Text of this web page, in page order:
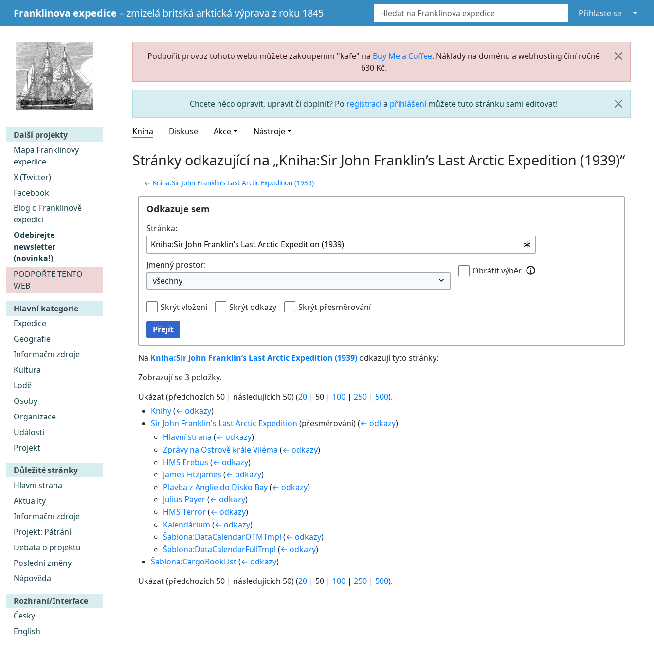
Franklinova expedice – zmizelá britská arktická výprava z roku 1845 Přihlaste se ↓
Další projekty
Mapa Franklinovy
expedice
X (Twitter)
Facebook
Blog o Franklinově
expedici
Odebírejte
newsletter
(novinka!)
PODPOŘTE TENTO
WEB
Hlavní kategorie
Expedice
Geografie
Informační zdroje
Kultura
Lodě
Osoby
Organizace
Události
Projekt
Důležité stránky
Hlavní strana
Aktuality
Informační zdroje
Projekt: Pátrání
Debata o projektu
Poslední změny
Nápověda
Rozhraní/Interface
Česky
English
Podpořit provoz tohoto webu můžete zakoupením "kafe" na Buy Me a Coffee. Náklady na doménu a webhosting činí ročně
630 Kč.
Chcete něco opravit, upravit či doplnit? Po registraci a přihlášenímůžete tuto stránku sami editovat!
Kniha Diskuse Akce Nástroje
Stránky odkazující na „Kniha:Sir John Franklin’s Last Arctic Expedition (1939)“
← Kniha:Sir John Franklin’s Last Arctic Expedition (1939)
Odkazuje sem
Stránka:
Jmenný prostor:
Obrátit výběr
Skrýt vložení Skrýt odkazy Skrýt přesměrování
Přejít
Na Kniha:Sir John Franklin’s Last Arctic Expedition (1939) odkazují tyto stránky:
Zobrazují se 3 položky.
Ukázat (předchozích 50 | následujících 50) (20 | 50 | 100 | 250 | 500).
Knihy (← odkazy)
Sir John Franklin's Last Arctic Expedition (přesměrování)(← odkazy)
Hlavní strana (← odkazy)
Zprávy na Ostrově krále Viléma (← odkazy)
HMS Erebus (← odkazy)
James Fitzjames (← odkazy)
Plavba z Anglie do Disko Bay(← odkazy)
Julius Payer(← odkazy)
HMS Terror(← odkazy)
Kalendárium (← odkazy)
Šablona:DataCalendarOTMTmpl (← odkazy)
Šablona:DataCalendarFullTmpl (← odkazy)
Šablona:CargoBookList (← odkazy)
Ukázat (předchozích 50 | následujících 50) (20 | 50 | 100 | 250 | 500).